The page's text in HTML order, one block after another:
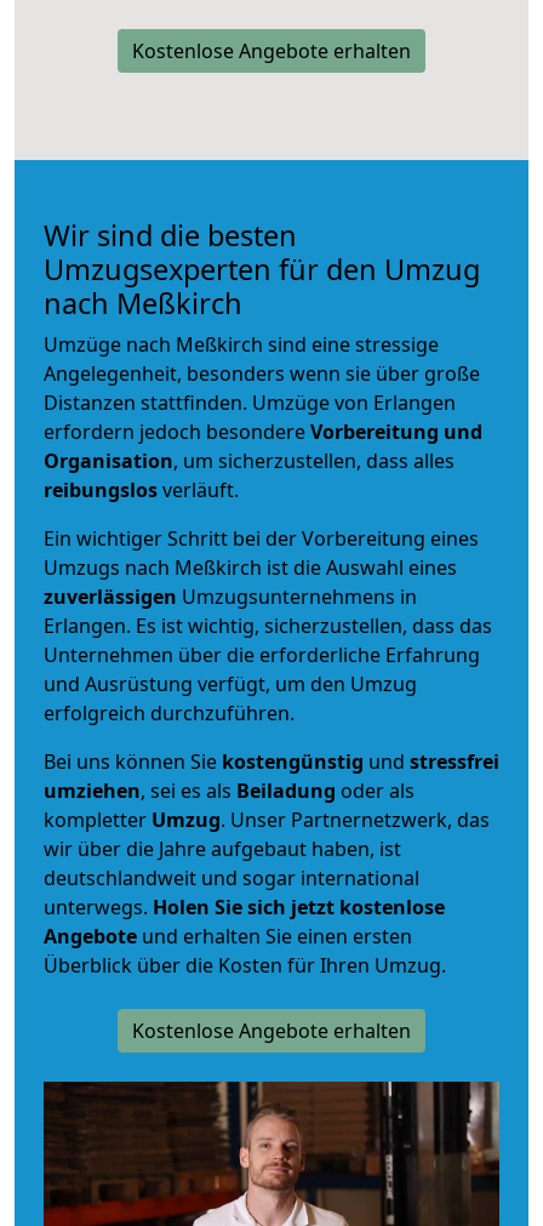
Kostenlose Angebote erhalten
Wir sind die besten
Umzugsexperten für den Umzug
nach Meßkirch
Umzüge nach Meßkirch sind eine stressige
Angelegenheit, besonders wenn sie über große
Distanzen stattfinden. Umzüge von Erlangen
erfordern jedoch besondereVorbereitung und
Organisation, um sicherzustellen, dass alles
reibungslosverläuft.
Ein wichtiger Schritt bei der Vorbereitung eines
Umzugs nach Meßkirch ist die Auswahl eines
zuverlässigen Umzugsunternehmens in
Erlangen. Es ist wichtig, sicherzustellen, dass das
Unternehmen über die erforderliche Erfahrung
und Ausrüstung verfügt, um den Umzug
erfolgreich durchzuführen.
Bei uns können Sie kostengünstig und stressfrei
umziehen, sei es als Beiladung oder als
kompletter Umzug. Unser Partnernetzwerk, das
wir über die Jahre aufgebaut haben, ist
deutschlandweit und sogar international
unterwegs. Holen Sie sich jetzt kostenlose
Angebote und erhalten Sie einen ersten
Überblick über die Kosten für Ihren Umzug.
Kostenlose Angebote erhalten